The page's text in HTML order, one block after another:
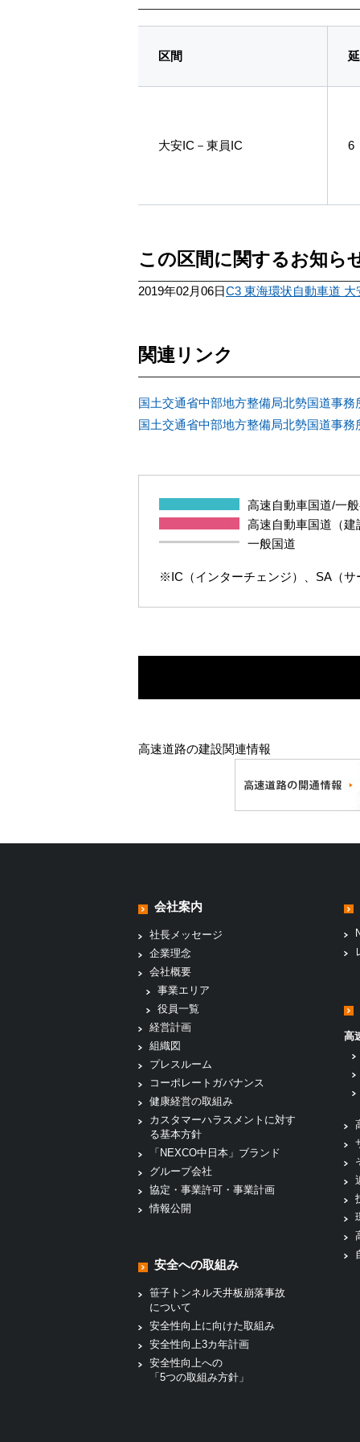
区間
大安IC－東員IC 6
この区間に関するお知ら
2019年02月06日C3 東海環状自動車道
関連リンク
国土交通省中部地方整備局北勢国道事務
国土交通省中部地方整備局北勢国道事
高速自動車国道/一
高速自動車国道（
一般国道
※IC（インターチェンジ）、SA（サ
高速道路の建設関連情報
会社案内
社長メッセージ
企業理念
会社概要
事業エリア
役員一覧
経営計画
組織図
プレスルーム
コーポレートガバナンス
健康経営の取組み
カスタマーハラスメントに対す
る基本方針
「NEXCO中日本」ブランド
グループ会社
協定・事業許可・事業計画
情報公開
安全への取組み
笹子トンネル天井板崩落事故
について
安全性向上に向けた取組み
安全性向上3カ年計画
安全性向上への
「5つの取組み方針」
高